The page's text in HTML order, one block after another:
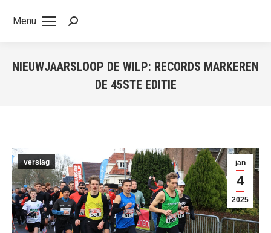
Menu Search:
NIEUWJAARSLOOP DE WILP: RECORDS MARKEREN
DE 45STE EDITIE
jan
4
2025
verslag